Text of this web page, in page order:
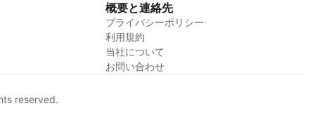
概要と連絡先
プライバシーポリシー
利用規約
当社について
お問い合わせ
reserved.